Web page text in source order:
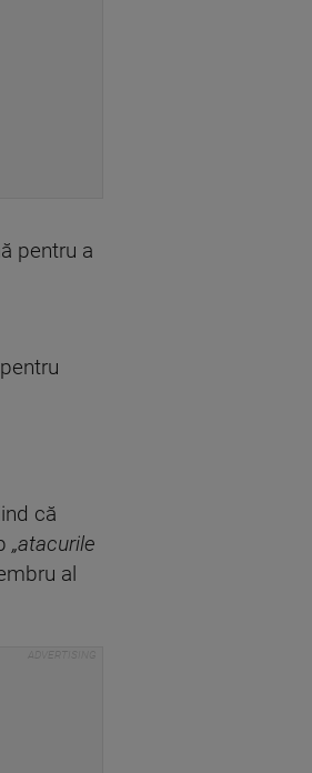
pentru a
că
„atacurile
al